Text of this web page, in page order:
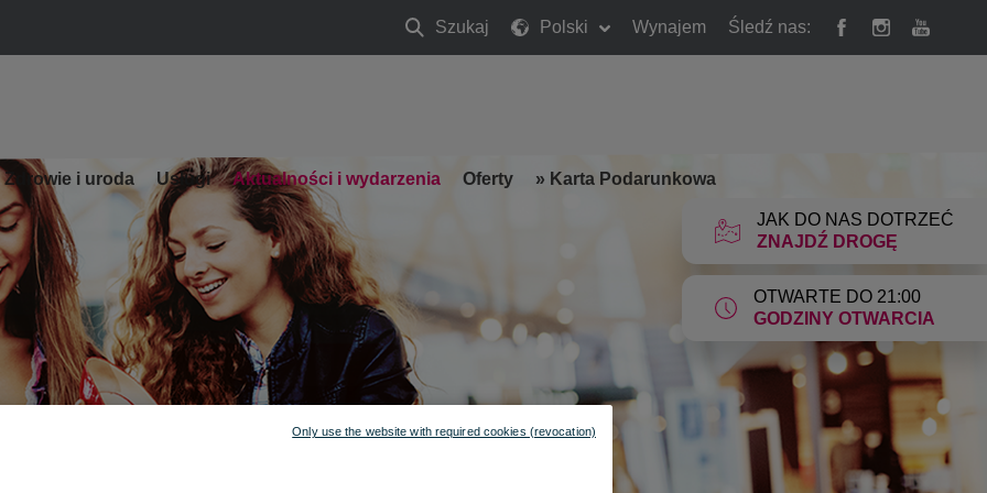
Szukaj
Szukaj
Polski Wynajem Śledź nas:
JAK DO NAS DOTRZEĆ
ZNAJDŹ DROGĘ
OTWARTE DO 21:00
GODZINY OTWARCIA
Zdrowie i uroda Usługi Aktualności i wydarzenia Oferty » Karta Podarunkowa
Only use the website with required cookies (revocation)